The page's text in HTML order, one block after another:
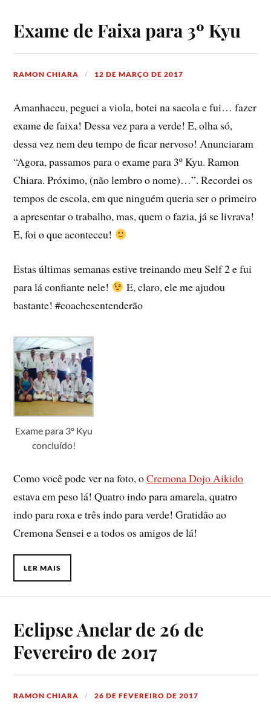
Exame de Faixa para 3º Kyu
RAMON CHIARA 12 DE MARÇO DE 2017
Amanhaceu, peguei a viola, botei na sacola e fui… fazer
exame de faixa! Dessa vez para a verde! E, olha só,
dessa vez nem deu tempo de ficar nervoso! Anunciaram
“Agora, passamos para o exame para 3º Kyu. Ramon
Chiara. Próximo, (não lembro o nome)…”. Recordei os
tempos de escola, em que ninguém queria ser o primeiro
a apresentar o trabalho, mas, quem o fazia, já se livrava!
E, foi o que aconteceu!
Estas últimas semanas estive treinando meu Self 2 e fui
para lá confiante nele!
E, claro, ele me ajudou
bastante! #coachesentenderão
Exame para 3º Kyu
concluído!
Como você pode ver na foto, oCremona Dojo Aikido
estava em peso lá! Quatro indo para amarela, quatro
indo para roxa e três indo para verde! Gratidão ao
Cremona Sensei e a todos os amigos de lá!
LER MAIS
Eclipse Anelar de 26 de
Fevereiro de 2017
RAMON CHIARA 26 DE FEVEREIRO DE 2017